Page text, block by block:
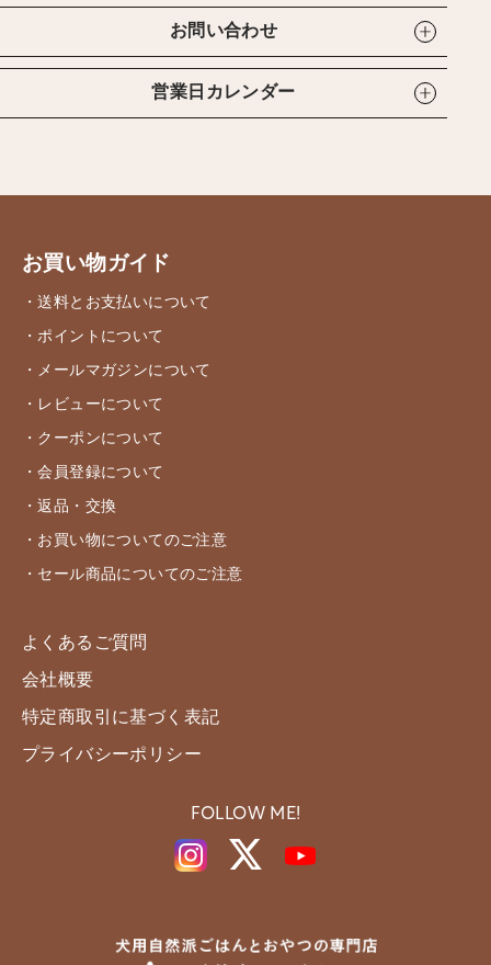
お問い合わせ
営業日カレンダー
お買い物ガイド
・送料とお支払いについて
・ポイントについて
・メールマガジンについて
・レビューについて
・クーポンについて
・会員登録について
・返品・交換
・お買い物についてのご注意
・セール商品についてのご注意
よくあるご質問
会社概要
特定商取引に基づく表記
プライバシーポリシー
FOLLOW ME!